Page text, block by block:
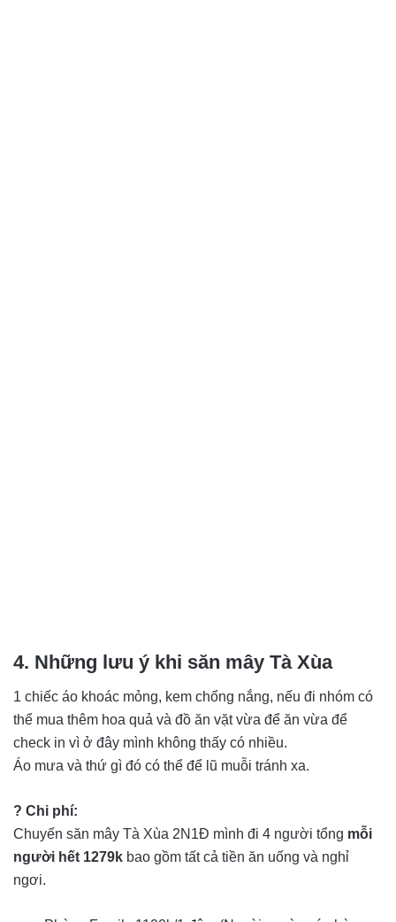
4. Những lưu ý khi săn mây Tà Xùa
1 chiếc áo khoác mỏng, kem chống nắng, nếu đi nhóm có
thể mua thêm hoa quả và đồ ăn vặt vừa để ăn vừa để
check in vì ở đây mình không thấy có nhiều.
Áo mưa và thứ gì đó có thể để lũ muỗi tránh xa.
? Chi phí:
Chuyến săn mây Tà Xùa 2N1Đ mình đi 4 người tổng mỗi
người hết 1279k bao gồm tất cả tiền ăn uống và nghỉ
ngơi.